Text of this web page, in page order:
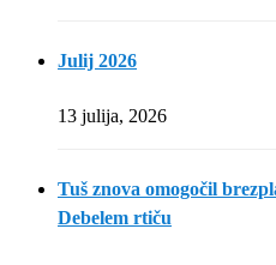
Julij 2026
13 julija, 2026
Tuš znova omogočil
Debelem rtiču